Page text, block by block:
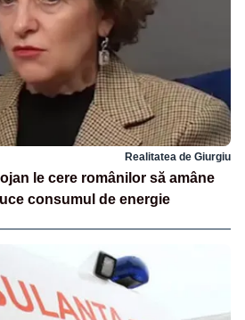
Realitatea de Giurgiu
le cere românilor să amâne
consumul de energie